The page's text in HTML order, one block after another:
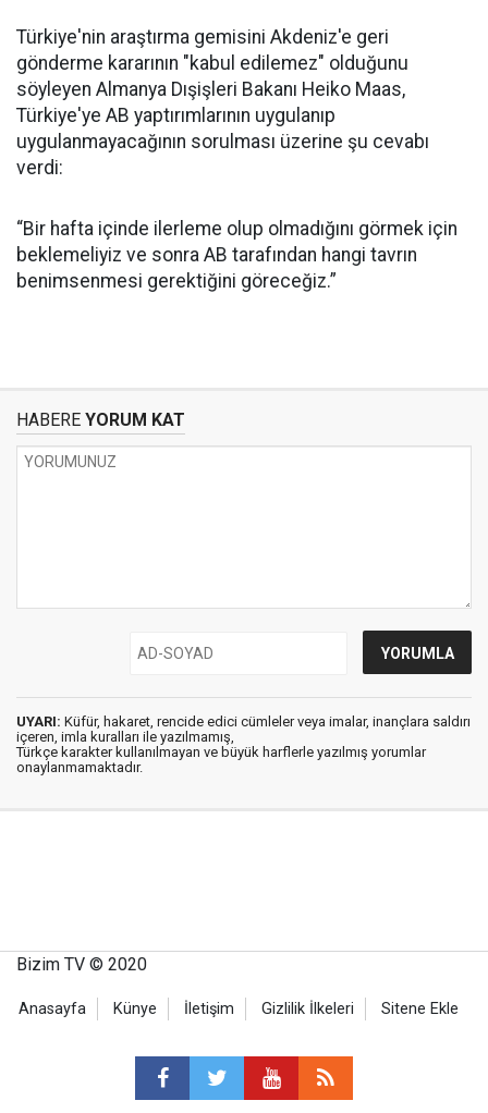
Türkiye'nin araştırma gemisini Akdeniz'e geri
gönderme kararının "kabul edilemez" olduğunu
söyleyen Almanya Dışişleri Bakanı Heiko Maas,
Türkiye'ye AB yaptırımlarının uygulanıp
uygulanmayacağının sorulması üzerine şu cevabı
verdi:
“Bir hafta içinde ilerleme olup olmadığını görmek için
beklemeliyiz ve sonra AB tarafından hangi tavrın
benimsenmesi gerektiğini göreceğiz.”
HABERE YORUM KAT
UYARI: Küfür, hakaret, rencide edici cümleler veya imalar, inançlara saldırı
içeren, imla kuralları ile yazılmamış,
Türkçe karakter kullanılmayan ve büyük harflerle yazılmış yorumlar
onaylanmamaktadır.
Bizim TV © 2020
Anasayfa Künye İletişim Gizlilik İlkeleri Sitene Ekle